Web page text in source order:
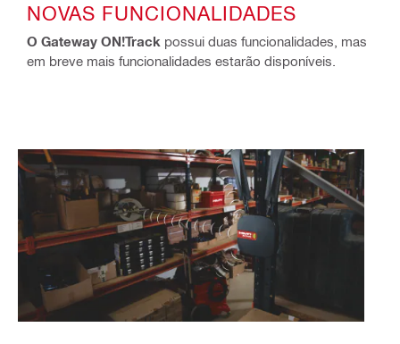
NOVAS FUNCIONALIDADES
O Gateway ON!Track possui duas funcionalidades, mas
em breve mais funcionalidades estarão disponíveis.